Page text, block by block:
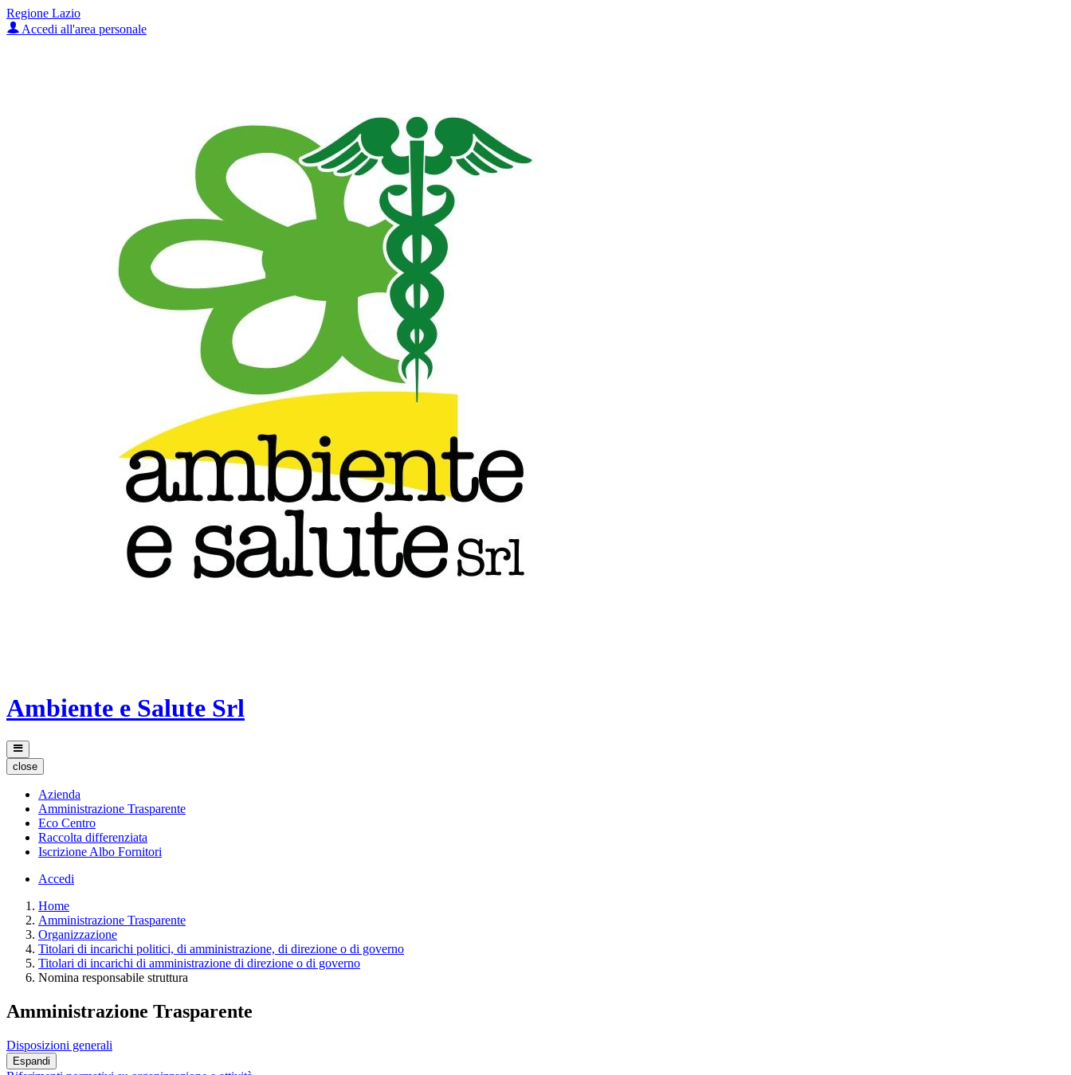
Regione Lazio
Accedi all'area personale
Ambiente e Salute Srl
close
Azienda
Amministrazione Trasparente
Eco Centro
Raccolta differenziata
Iscrizione Albo Fornitori
Accedi
Home
Amministrazione Trasparente
Organizzazione
Titolari di incarichi politici, di amministrazione, di direzione o di governo
Titolari di incarichi di amministrazione di direzione o di governo
Nomina responsabile struttura
Amministrazione Trasparente
Disposizioni generali
Espandi